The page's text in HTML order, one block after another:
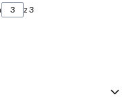
strony z produktami
z 3